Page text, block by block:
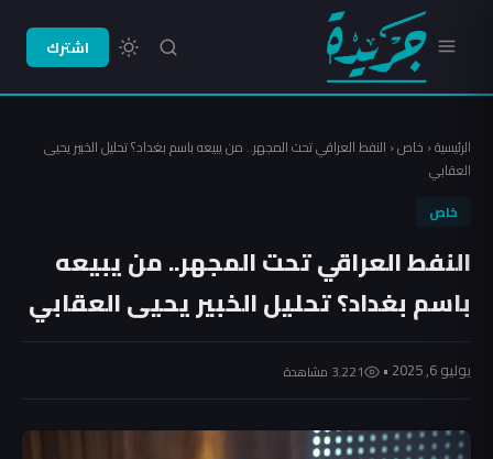
اشترك
الرئيسية‹ خاص‹ النفط العراقي تحت المجهر.. من يبيعه باسم بغداد؟ تحليل الخبير يحيى
العقابي
خاص
النفط العراقي تحت المجهر.. من يبيعه
باسم بغداد؟ تحليل الخبير يحيى العقابي
يوليو 6, 2025 • 3٬221 مشاهدة